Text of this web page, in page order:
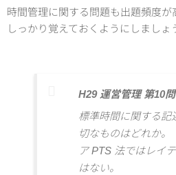
時間管理に関する問題も出題頻度
しっかり覚えておくようにしましょ
H29 運営管理 第10問
標準時間に関する記
切なものはどれか。
ア PTS 法ではレイ
はない。